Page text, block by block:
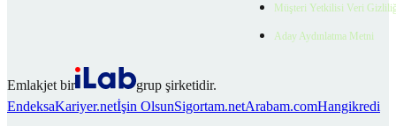
Müşteri Yetkilisi Veri
Aday Aydınlatma Metni
Emlakjet bir
grup şirketidir.
EndeksaKariyer.netİşin OlsunSigortam.netArabam.comHangikredi